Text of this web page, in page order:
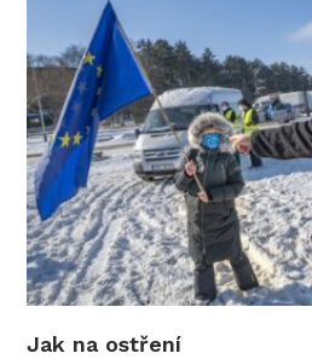
Jak na ostření